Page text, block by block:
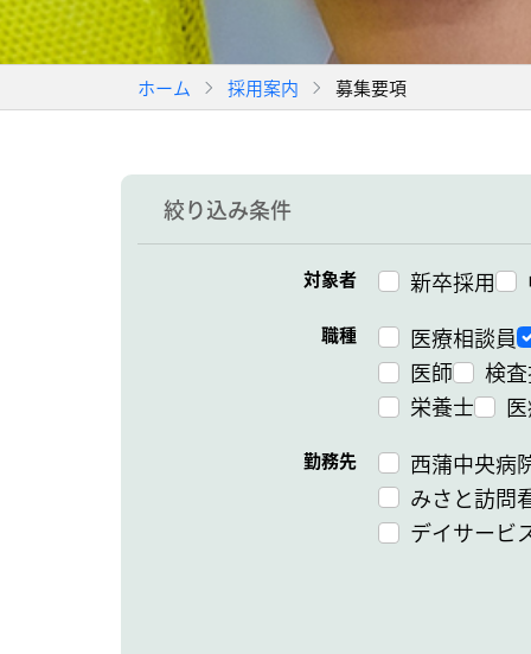
ホーム 採用案内 募集要項
絞り込み条件
対象者 新卒採用
職種
医療相談員
医師
検
栄養士
勤務先
西蒲中央病
みさと訪問
デイサービ